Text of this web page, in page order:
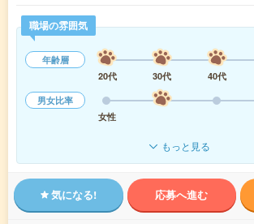
職場の雰囲気
年齢層
20代
30代 40代
男女比率
女性
もっと見る
気になる! 応募へ進む